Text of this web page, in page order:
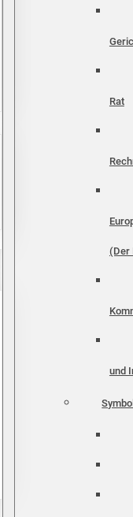
Rat
(Der
und